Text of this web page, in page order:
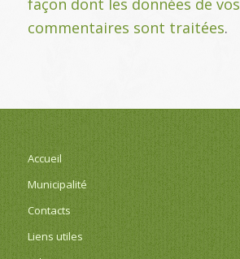
façon dont les données de vos
commentaires sont traitées.
Accueil
Municipalité
Contacts
Liens utiles